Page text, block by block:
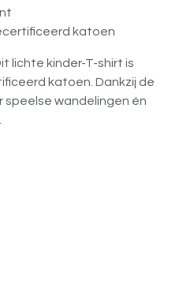
katoen
lichte kinder-T-shirt is
katoen. Dankzij de
speelse wandelingen én